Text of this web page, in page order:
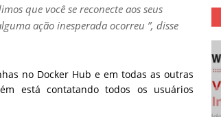
que você se reconecte aos seus
ação inesperada ocorreu ”, disse
no Docker Hub e em todas as outras
está contatando todos os usuários